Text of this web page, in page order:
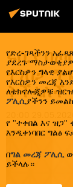
የድረ-ገጻችንን
ያደረጉ
የእርስዎን ግላዊ
የእርስዎን መረጃ
ለቴክኖሎጂዎቹ
ፖሊሲያችንን
የ "ተቀበል እና
እንዲቀነባበር ግልፅ
በግል መረጃ ፖሊሲ
ይችላሉ።
ሩሲያ
ተነስታ
ትችላለች